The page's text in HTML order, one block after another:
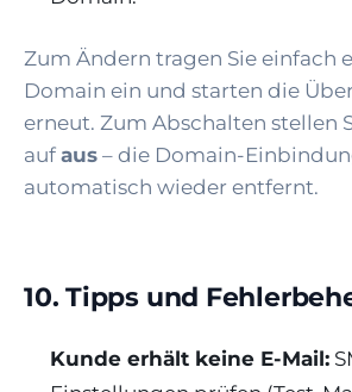
Zum Ändern tragen Sie einfach
Domain ein und starten die
erneut. Zum Abschalten stellen
auf aus – die Domain-
automatisch wieder entfernt.
10. Tipps und
Kunde erhält keine E-Mail: